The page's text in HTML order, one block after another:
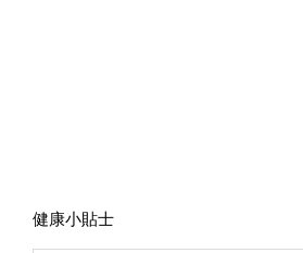
健康小貼士